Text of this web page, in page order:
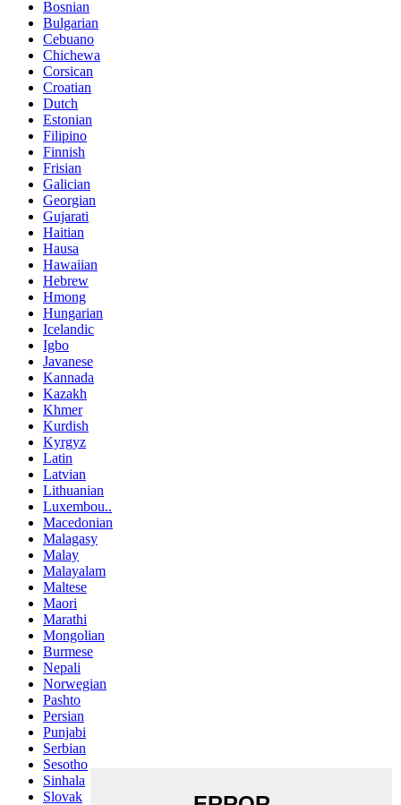
Bosnian
Bulgarian
Cebuano
Chichewa
Corsican
Croatian
Dutch
Estonian
Filipino
Finnish
Frisian
Galician
Georgian
Gujarati
Haitian
Hausa
Hawaiian
Hebrew
Hmong
Hungarian
Icelandic
Igbo
Javanese
Kannada
Kazakh
Khmer
Kurdish
Kyrgyz
Latin
Latvian
Lithuanian
Luxembou..
Macedonian
Malagasy
Malay
Malayalam
Maltese
Maori
Marathi
Mongolian
Burmese
Nepali
Norwegian
Pashto
Persian
Punjabi
Serbian
Sesotho
Sinhala
Slovak